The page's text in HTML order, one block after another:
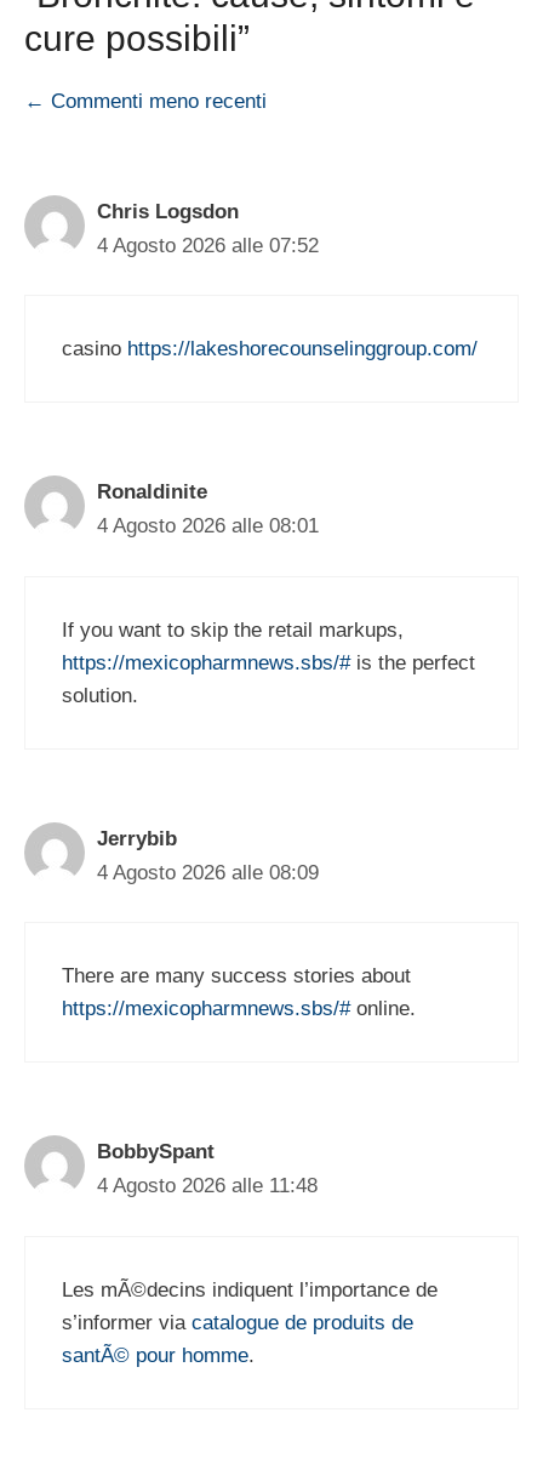
cure possibili”
Navigazione
← Commenti meno recenti
Chris Logsdon
4 Agosto 2026 alle 07:52
casino https://lakeshorecounselinggroup.com/
Ronaldinite
4 Agosto 2026 alle 08:01
If you want to skip the retail markups,
https://mexicopharmnews.sbs/#is the perfect
solution.
Jerrybib
4 Agosto 2026 alle 08:09
There are many success stories about
https://mexicopharmnews.sbs/#online.
BobbySpant
4 Agosto 2026 alle 11:48
Les mÃ©decins indiquent l’importance de
s’informer via catalogue de produits de
santÃ© pour homme.